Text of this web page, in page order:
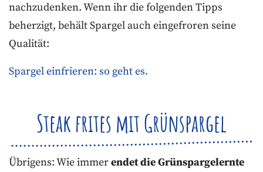
nachzudenken. Wenn ihr die folgenden Tipps
beherzigt, behält Spargel auch eingefroren seine
Qualität:
Spargel einfrieren: so geht es.
Steak frites mit Grünspargel
Übrigens: Wie immerendet die Grünspargelernte